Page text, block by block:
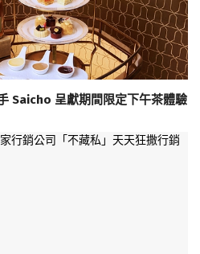
Saicho 呈獻期間限定下午茶體驗